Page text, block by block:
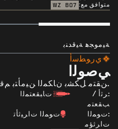
متوافق مع: BO7
WZ
ﺔﻴﻣﻮﺠﻫ ﺔﻴﻗﺪﻨﺑ
ﻱﺭﻮﻄﺳﺃ
ﻲﺻﻮﻟﺍ
.ﻦﻘﺘﻣ ﻞﻜﺸﺑ ﻥﺎﻜﻤﻟﺍ ﻦﻴﻣﺄﺘﺑ ﻢﻗ
:ﺮﺛﺃ /
ﺐﻘﻌﺘﻣ
ﺕﺎﺒﻘﻌﺘﻤﻟﺍ
:ﺕﻮﻤﻟﺍ
ﺕﺍﺮﺛﺆﻣ
ﺕﻮﻤﻟﺍ ﺕﺍﺮﻴﺛﺄﺗ